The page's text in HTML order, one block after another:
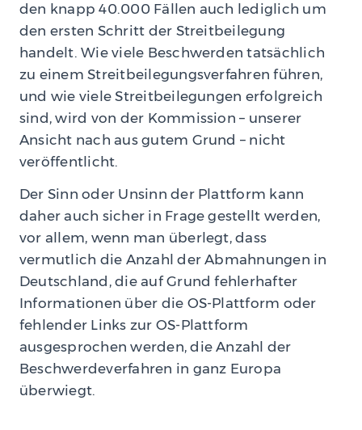
den knapp 40.000 Fällen auch lediglich um
den ersten Schritt der Streitbeilegung
handelt. Wie viele Beschwerden tatsächlich
zu einem Streitbeilegungsverfahren führen,
und wie viele Streitbeilegungen erfolgreich
sind, wird von der Kommission – unserer
Ansicht nach aus gutem Grund – nicht
veröffentlicht.
Der Sinn oder Unsinn der Plattform kann
daher auch sicher in Frage gestellt werden,
vor allem, wenn man überlegt, dass
vermutlich die Anzahl der Abmahnungen in
Deutschland, die auf Grund fehlerhafter
Informationen über die OS-Plattform oder
fehlender Links zur OS-Plattform
ausgesprochen werden, die Anzahl der
Beschwerdeverfahren in ganz Europa
überwiegt.